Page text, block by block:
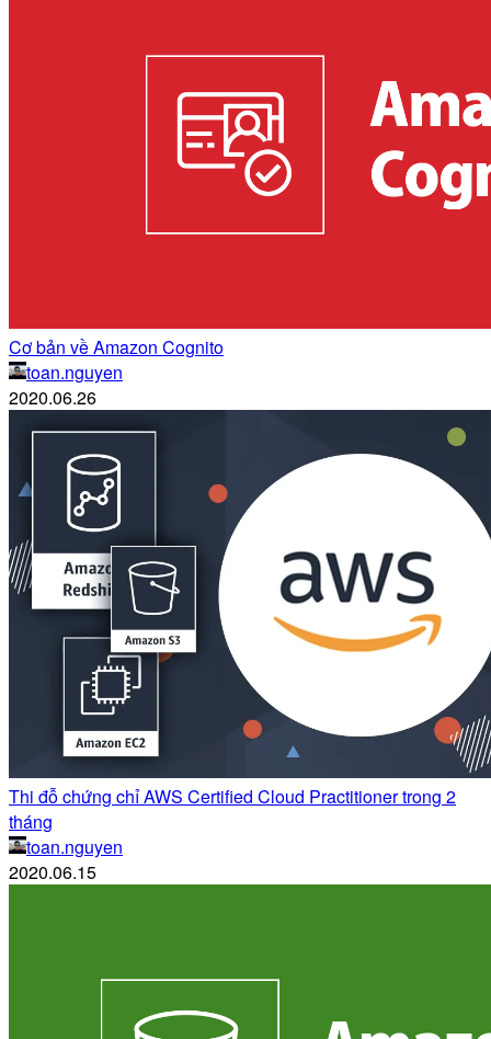
Cơ bản về Amazon Cognito
toan.nguyen
2020.06.26
Thi đỗ chứng chỉ AWS Certified Cloud Practitioner trong 2
tháng
toan.nguyen
2020.06.15